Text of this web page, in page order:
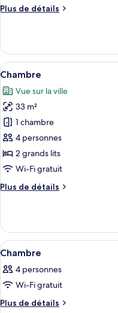
chambre :
Plus de détails
Plus
Chambre
Afficher
toutes
les
photos
pour
ce
type
de
chambre :
Chambre
2
Chambre
Vue sur la ville
33 m²
1 chambre
4 personnes
2 grands lits
Wi-Fi gratuit
Plus de détails
Plus
Chambre
Afficher
toutes
les
photos
pour
2
Chambre
4 personnes
Wi-Fi gratuit
Plus de détails
Plus